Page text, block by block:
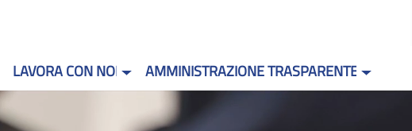
LAVORA CON NOI AMMINISTRAZIONE TRASPARENTE